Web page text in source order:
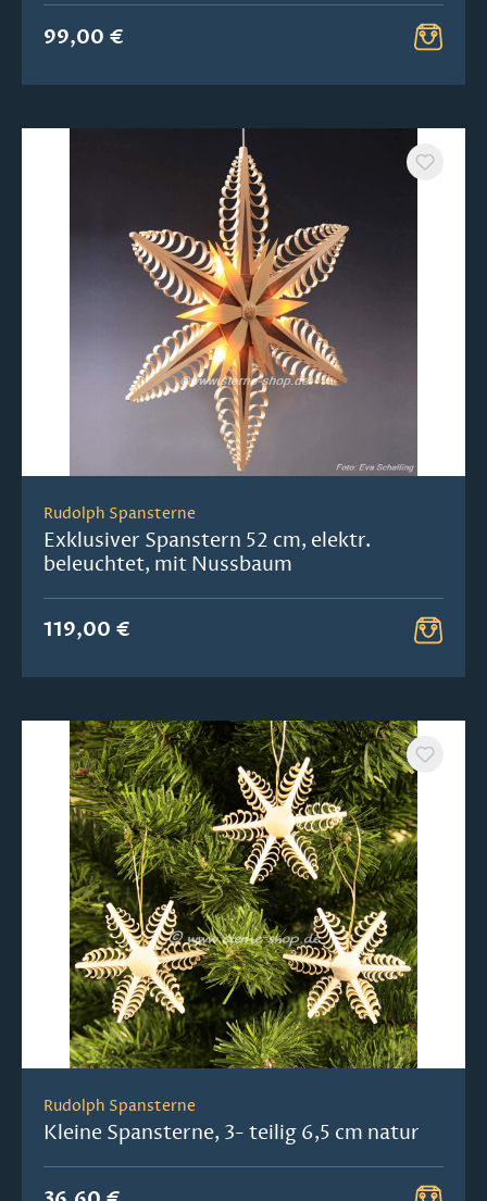
99,00 €
Rudolph Spansterne
Exklusiver Spanstern 52 cm, elektr.
beleuchtet, mit Nussbaum
119,00 €
Rudolph Spansterne
Kleine Spansterne, 3- teilig 6,5 cm natur